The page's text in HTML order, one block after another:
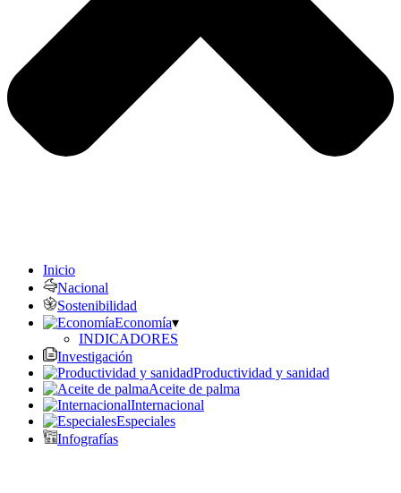
Inicio
Nacional
Sostenibilidad
Economía▾
INDICADORES
Investigación
Productividad y sanidad
Aceite de palma
Internacional
Especiales
Infografías